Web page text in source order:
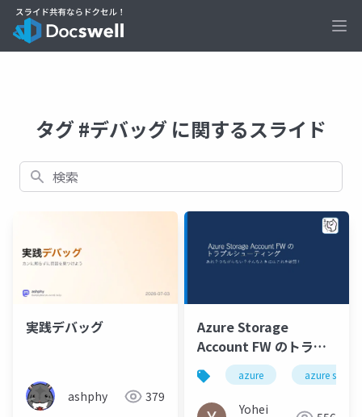
タグ #デバッグ に関するスライド
検索
実践デバッグ
ashphy 379
Azure Storage
Account FW のトラブ
ルシューティング
azure azure
Yohei